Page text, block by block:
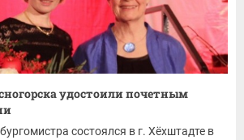
удостоили почетным
состоялся в г. Хёхштадте в